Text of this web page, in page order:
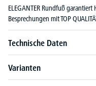
ELEGANTER Rundfuß garantiert
Besprechungen mit TOP
Technische Daten
Varianten